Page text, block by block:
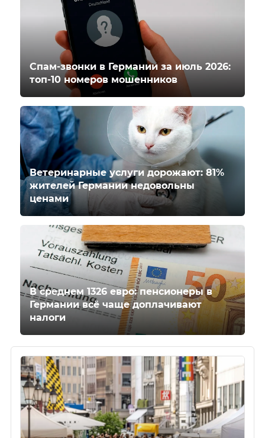
Спам-звонки в Германии за июль 2026:
топ-10 номеров мошенников
Ветеринарные услуги дорожают: 81%
жителей Германии недовольны
ценами
В среднем 1326 евро: пенсионеры в
Германии всё чаще доплачивают
налоги